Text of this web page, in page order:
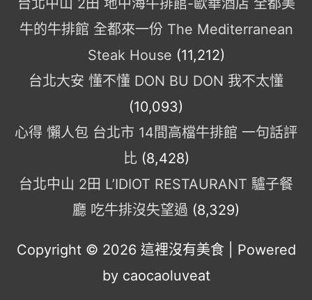
牛的牛排館 全都來一份 The Mediterranean
Steak House (11,212)
台北大安 懂不懂 DON BU DON 我不太懂
(10,093)
心得 懶人包 台北市 14間高檔牛排館 一句話評
比 (8,428)
台北中山 2田 L’IDIOT RESTAURANT 驢子餐
廳 吃牛排沒失望過 (8,329)
Copyright © 2026 這裡沒有美食 | Powered
by caocaoluveat